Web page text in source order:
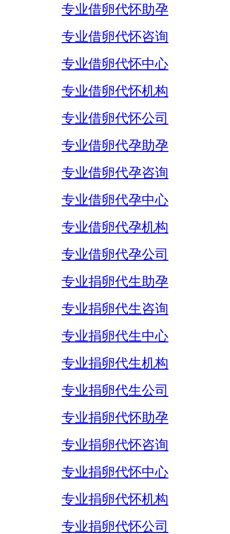
专业借卵代怀助孕
专业借卵代怀咨询
专业借卵代怀中心
专业借卵代怀机构
专业借卵代怀公司
专业借卵代孕助孕
专业借卵代孕咨询
专业借卵代孕中心
专业借卵代孕机构
专业借卵代孕公司
专业捐卵代生助孕
专业捐卵代生咨询
专业捐卵代生中心
专业捐卵代生机构
专业捐卵代生公司
专业捐卵代怀助孕
专业捐卵代怀咨询
专业捐卵代怀中心
专业捐卵代怀机构
专业捐卵代怀公司